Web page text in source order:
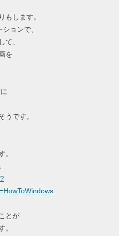
もします。
ョンで、
て、
を
うです。
。
とが
。